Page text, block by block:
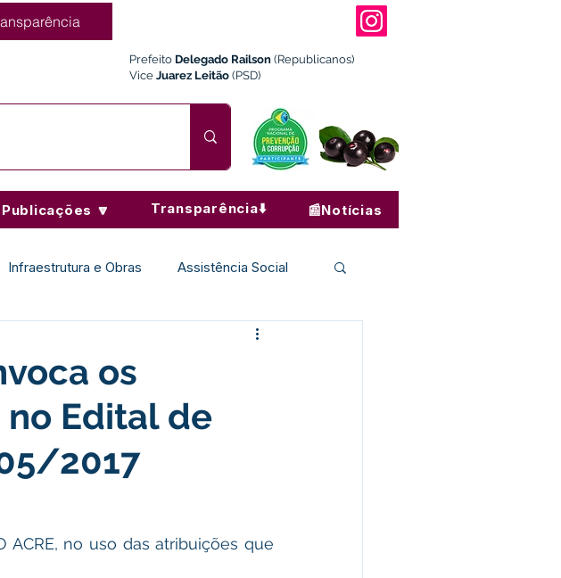
Prefeito Delegado Railson (Republicanos)
Vice Juarez Leitão (PSD)
Publicações 🔽 Transparência⬇️ 📰Notícias
Infraestrutura e Obras Assistência Social
Institucional e Governo
Vacinômetro Comunicado
Parlamentar
Gestão Agricultura
os
Edital de
2017
ACRE, no uso das atribuições que